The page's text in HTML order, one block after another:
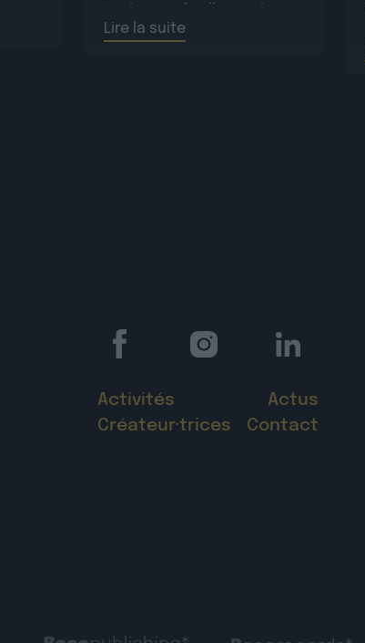
artistes à de nouvelles
Lire la suite
Activités
Actus
Créateur·trices
Contact